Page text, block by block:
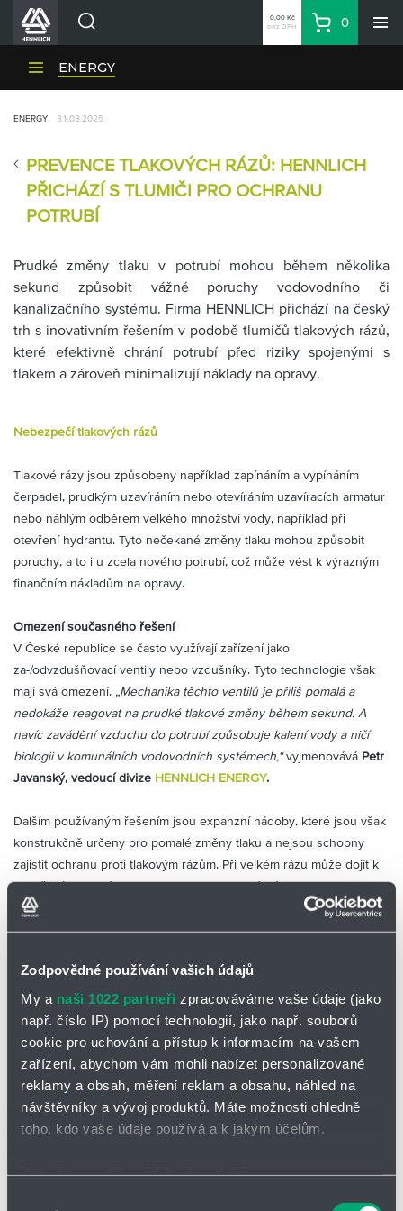
Zodpovědné používání vašich údajů
My a naši 1022 partneři zpracováváme vaše údaje (jako
např. číslo IP) pomocí technologií, jako např. souborů
cookie pro uchování a přístup k informacím na vašem
zařízení, abychom vám mohli nabízet personalizované
reklamy a obsah, měření reklam a obsahu, náhled na
návštěvníky a vývoj produktů. Máte možnosti ohledně
toho, kdo vaše údaje používá a k jakým účelům.
Divize HENNLICH
Aktuality
Kariéra
O firmě
CS
Přihlásit se
CZK
Nákupní seznam
0,00 Kč
bez DPH
Košík
0
ENERGY
PREVENCE TLAKOVÝCH RÁZŮ: HENNLICH
PŘICHÁZÍ S TLUMIČI PRO OCHRANU
POTRUBÍ
ENERGY 31.03.2025
Prudké změny tlaku v potrubí mohou během několika
sekund způsobit vážné poruchy vodovodního či
kanalizačního systému. Firma HENNLICH přichází na český
trh s inovativním řešením v podobě tlumičů tlakových rázů,
které efektivně chrání potrubí před riziky spojenými s
tlakem a zároveň minimalizují náklady na opravy.
Nebezpečí tlakových rázů
Tlakové rázy jsou způsobeny například zapínáním a vypínáním
čerpadel, prudkým uzavíráním nebo otevíráním uzavíracích armatur
nebo náhlým odběrem velkého množství vody, například při
otevření hydrantu. Tyto nečekané změny tlaku mohou způsobit
poruchy, a to i u zcela nového potrubí, což může vést k výrazným
finančním nákladům na opravy.
Omezení současného řešení
V České republice se často využívají zařízení jako
za-/odvzdušňovací ventily nebo vzdušníky. Tyto technologie však
mají svá omezení. „Mechanika těchto ventilů je příliš pomalá a
nedokáže reagovat na prudké tlakové změny během sekund. A
navíc zavádění vzduchu do potrubí způsobuje kalení vody a ničí
biologii v komunálních vodovodních systémech,“vyjmenovává Petr
Javanský, vedoucí divize HENNLICH ENERGY.
Dalším používaným řešením jsou expanzní nádoby, které jsou však
konstrukčně určeny pro pomalé změny tlaku a nejsou schopny
zajistit ochranu proti tlakovým rázům. Při velkém rázu může dojít k
protržení membrány nebo dokonce samotné nádoby.
Tlumiče tlakových rázů: Efektivní a spolehlivé řešení
navrženy jako vzduchotěsná zařízení a dokážou zajistit maximální
ochranu potrubí. Mezi jejich hlavní výhody patří konstrukce na míru
podložená přesnými výpočty. „Používáme standardizované a
cenově dostupné produkty. Vak tlumiče je také navržen tak, aby
zvládl celý objem tlakové nádoby, čímž je zajištěna maximální
spolehlivost. Naše tlumiče rázů jsou navrženy tak, aby efektivně
chránily potrubí před náhlými a prudkými změnami tlaku. Tento
přístup pomáhá nejen předcházet poruchám, ale také šetří náklady